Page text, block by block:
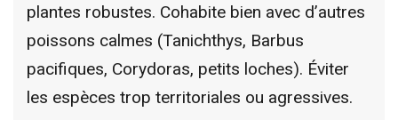
plantes robustes. Cohabite bien avec d’autres
poissons calmes (Tanichthys, Barbus
pacifiques, Corydoras, petits loches). Éviter
les espèces trop territoriales ou agressives.